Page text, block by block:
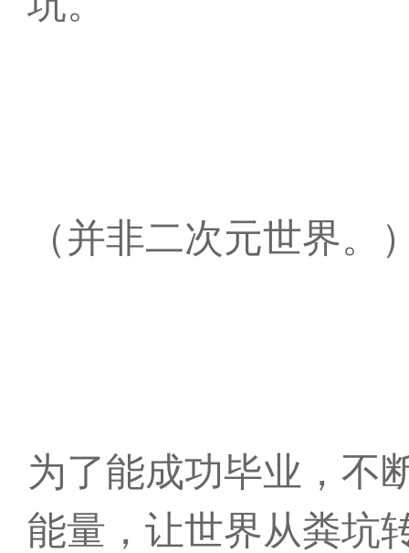
（并非二次元世界。
为了能成功毕业，不
能量，让世界从粪坑